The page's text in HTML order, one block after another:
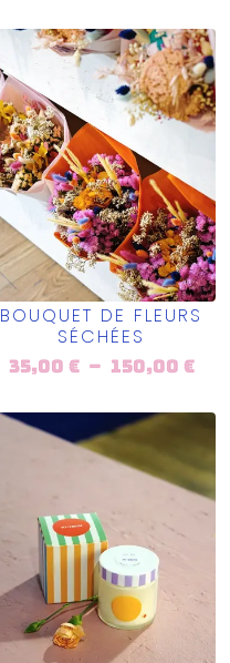
BOUQUET DE FLEURS
SÉCHÉES
35,00 € – 150,00 €